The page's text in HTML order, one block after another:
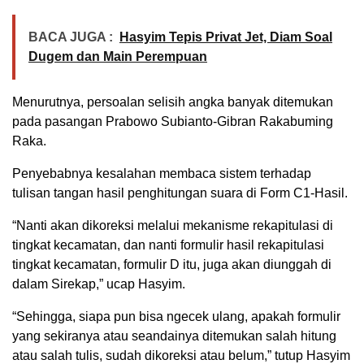
BACA JUGA :
Hasyim Tepis Privat Jet, Diam Soal
Dugem dan Main Perempuan
Menurutnya, persoalan selisih angka banyak ditemukan
pada pasangan Prabowo Subianto-Gibran Rakabuming
Raka.
Penyebabnya kesalahan membaca sistem terhadap
tulisan tangan hasil penghitungan suara di Form C1-Hasil.
“Nanti akan dikoreksi melalui mekanisme rekapitulasi di
tingkat kecamatan, dan nanti formulir hasil rekapitulasi
tingkat kecamatan, formulir D itu, juga akan diunggah di
dalam Sirekap,” ucap Hasyim.
“Sehingga, siapa pun bisa ngecek ulang, apakah formulir
yang sekiranya atau seandainya ditemukan salah hitung
atau salah tulis, sudah dikoreksi atau belum,” tutup Hasyim